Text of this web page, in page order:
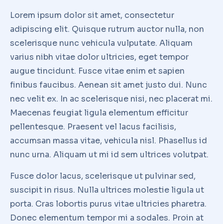
Lorem ipsum dolor sit amet, consectetur
adipiscing elit. Quisque rutrum auctor nulla, non
scelerisque nunc vehicula vulputate. Aliquam
varius nibh vitae dolor ultricies, eget tempor
augue tincidunt. Fusce vitae enim et sapien
finibus faucibus. Aenean sit amet justo dui. Nunc
nec velit ex. In ac scelerisque nisi, nec placerat mi.
Maecenas feugiat ligula elementum efficitur
pellentesque. Praesent vel lacus facilisis,
accumsan massa vitae, vehicula nisl. Phasellus id
nunc urna. Aliquam ut mi id sem ultrices volutpat.
Fusce dolor lacus, scelerisque ut pulvinar sed,
suscipit in risus. Nulla ultrices molestie ligula ut
porta. Cras lobortis purus vitae ultricies pharetra.
Donec elementum tempor mi a sodales. Proin at